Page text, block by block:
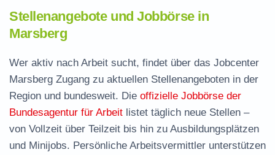
Stellenangebote und Jobbörse in
Marsberg
Wer aktiv nach Arbeit sucht, findet über das Jobcenter
Marsberg Zugang zu aktuellen Stellenangeboten in der
Region und bundesweit. Die offizielle Jobbörse der
Bundesagentur für Arbeit listet täglich neue Stellen –
von Vollzeit über Teilzeit bis hin zu Ausbildungsplätzen
und Minijobs. Persönliche Arbeitsvermittler unterstützen